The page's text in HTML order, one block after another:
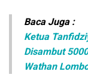
Baca Juga :
Ketua
Disambut
Wathan